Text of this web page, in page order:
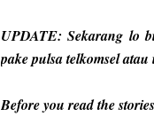
UPDATE: Sekarang lo
pake pulsa telkomsel
Before you read the